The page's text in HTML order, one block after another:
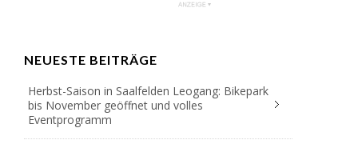
NEUESTE BEITRÄGE
Herbst-Saison in Saalfelden Leogang: Bikepark
bis November geöffnet und volles
Eventprogramm